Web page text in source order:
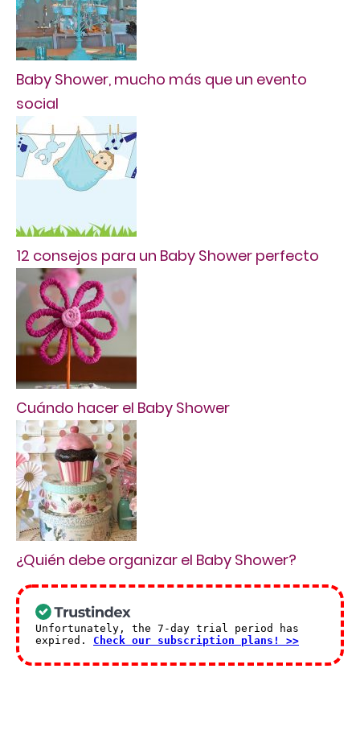
Baby Shower, mucho más que un evento
social
12 consejos para un Baby Shower perfecto
Cuándo hacer el Baby Shower
¿Quién debe organizar el Baby Shower?